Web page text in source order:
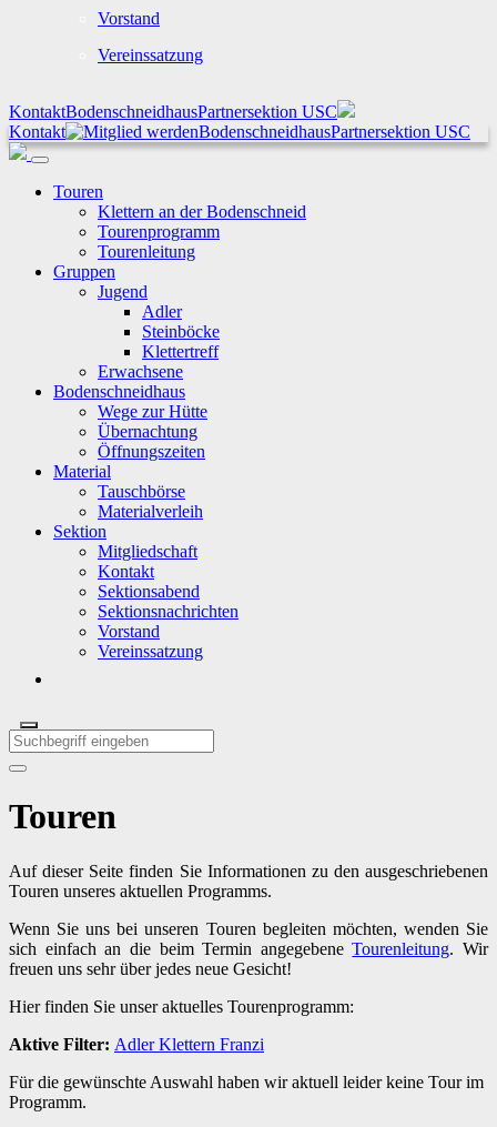
Vorstand
Vereinssatzung
KontaktBodenschneidhausPartnersektion USC
Kontakt
BodenschneidhausPartnersektion USC
Touren
Klettern an der Bodenschneid
Tourenprogramm
Tourenleitung
Gruppen
Jugend
Adler
Steinböcke
Klettertreff
Erwachsene
Bodenschneidhaus
Wege zur Hütte
Übernachtung
Öffnungszeiten
Material
Tauschbörse
Materialverleih
Sektion
Mitgliedschaft
Kontakt
Sektionsabend
Sektionsnachrichten
Vorstand
Vereinssatzung
Touren
Auf dieser Seite finden Sie Informationen zu den ausgeschriebenen
Touren unseres aktuellen Programms.
Wenn Sie uns bei unseren Touren begleiten möchten, wenden Sie
sich einfach an die beim Termin angegebeneTourenleitung. Wir
freuen uns sehr über jedes neue Gesicht!
Hier finden Sie unser aktuelles Tourenprogramm:
Aktive Filter: AdlerKlettern Franzi
Für die gewünschte Auswahl haben wir aktuell leider keine Tour im
Programm.